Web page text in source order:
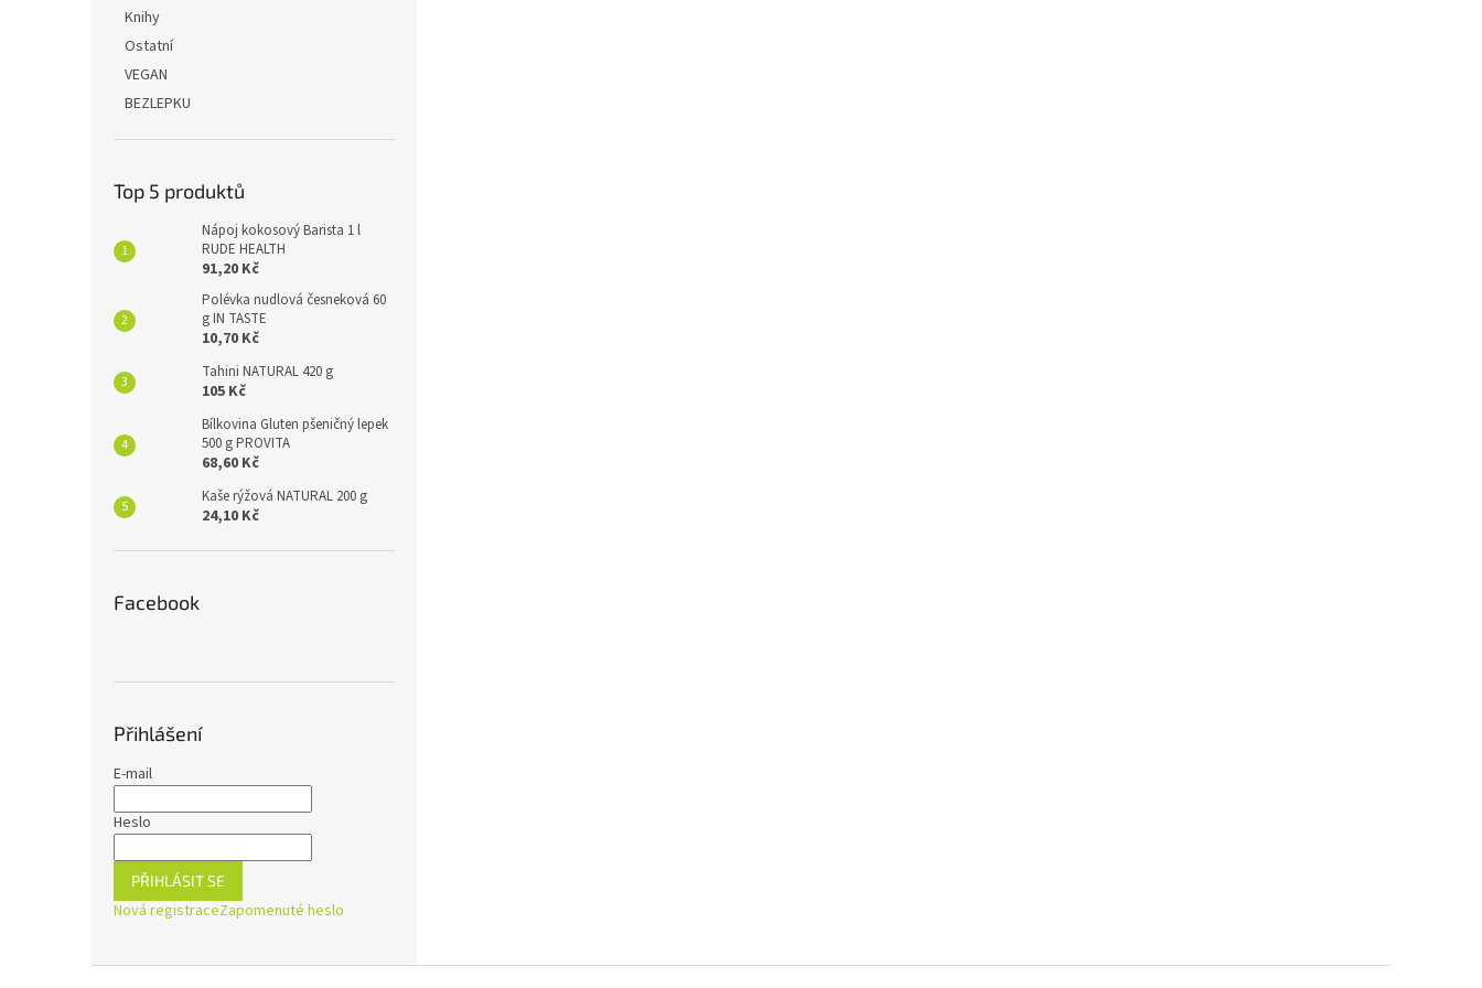
Knihy
Ostatní
VEGAN
BEZLEPKU
Top 5 produktů
Nápoj kokosový Barista 1 l
RUDE HEALTH
91,20 Kč
Polévka nudlová česneková 60
g IN TASTE
10,70 Kč
Tahini NATURAL 420 g
105 Kč
Bílkovina Gluten pšeničný lepek
500 g PROVITA
68,60 Kč
Kaše rýžová NATURAL 200 g
24,10 Kč
Facebook
Přihlášení
E-mail
Heslo
PŘIHLÁSIT SE
Nová registraceZapomenuté heslo